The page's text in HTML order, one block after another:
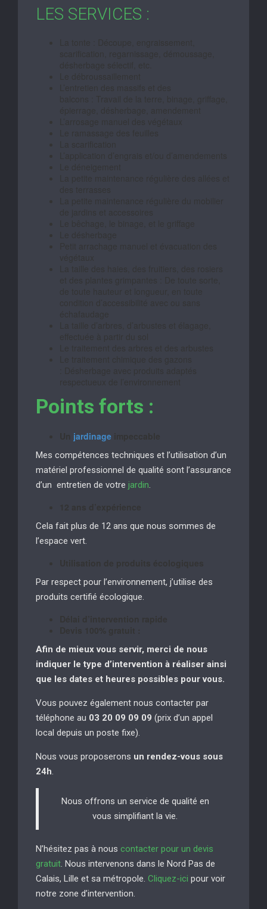
LES SERVICES :
Points forts :
jardinage
Mes compétences techniques et l’utilisation d’un
matériel professionnel de qualité sont l’assurance
d’un entretien de votre jardin.
Cela fait plus de 12 ans que nous sommes de
l’espace vert.
Par respect pour l’environnement, j’utilise des
produits certifié écologique.
Afin de mieux vous servir, merci de nous
indiquer le type d’intervention à réaliser ainsi
que les dates et heures possibles pour vous.
Vous pouvez également nous contacter par
téléphone au 03 20 09 09 09 (prix d’un appel
local depuis un poste fixe).
Nous vous proposerons un rendez-vous sous
24h.
Nous offrons un service de qualité en
vous simplifiant la vie.
N’hésitez pas à nous contacter pour un devis
gratuit. Nous intervenons dans le Nord Pas de
Calais, Lille et sa métropole. Cliquez-ici pour voir
notre zone d’intervention.